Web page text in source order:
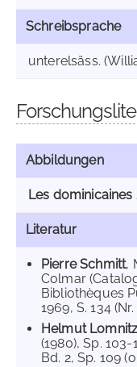
Schreibsprache
unterelsäss.
Abbildungen
Les dominicaines
Literatur
Pierre Schmitt,
Colmar
Bibliothèques
1969, S. 134 (Nr.
Helmut
(1980), Sp. 103-
Bd. 2, Sp. 109